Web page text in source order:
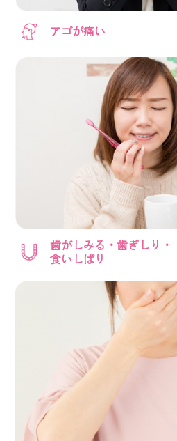
アゴが痛い
歯がしみる・歯ぎしり・
食いしばり